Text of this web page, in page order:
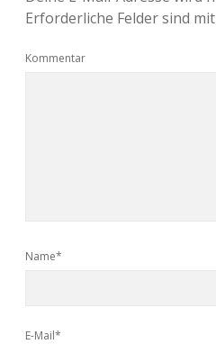
Erforderliche Felder sind mit
Kommentar
Name*
E-Mail*